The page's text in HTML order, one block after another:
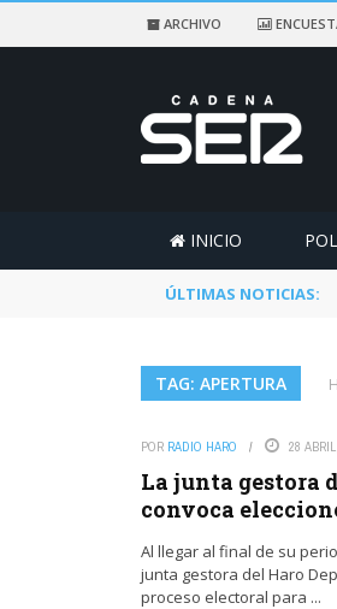
ARCHIVO
INICIO
ÚLTIMAS NOTICIAS:
TAG: APERTURA
POR RADIO HARO 28
La junta gestora
convoca
Al llegar al final de su
junta gestora del Haro
proceso electoral para ...